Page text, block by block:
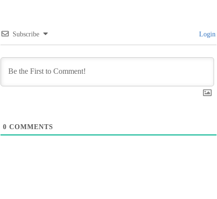
Subscribe Login
0 COMMENTS